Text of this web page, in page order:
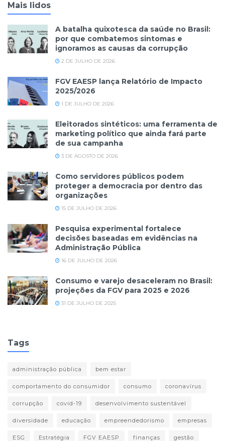
Mais lidos
A batalha quixotesca da saúde no Brasil:
por que combatemos sintomas e
ignoramos as causas da corrupção
2 DE JULHO DE 2026
FGV EAESP lança Relatório de Impacto
2025/2026
1 DE JULHO DE 2026
Eleitorados sintéticos: uma ferramenta de
marketing político que ainda fará parte
de sua campanha
3 DE AGOSTO DE 2026
Como servidores públicos podem
proteger a democracia por dentro das
organizações
15 DE JULHO DE 2026
Pesquisa experimental fortalece
decisões baseadas em evidências na
Administração Pública
16 DE JULHO DE 2026
Consumo e varejo desaceleram no Brasil:
projeções da FGV para 2025 e 2026
31 DE JULHO DE 2025
Tags
administração pública bem estar
comportamento do consumidor consumo coronavírus
corrupção covid-19 desenvolvimento sustentável
diversidade educação empreendedorismo empresas
ESG Estratégia FGV EAESP finanças gestão